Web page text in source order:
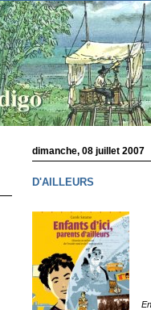
dimanche, 08 juillet 2007
D'AILLEURS